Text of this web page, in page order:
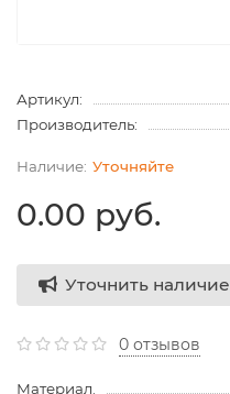
Артикул:
Производитель:
Уточняйте
0.00 руб.
Уточнить наличие
0 отзывов
Материал.